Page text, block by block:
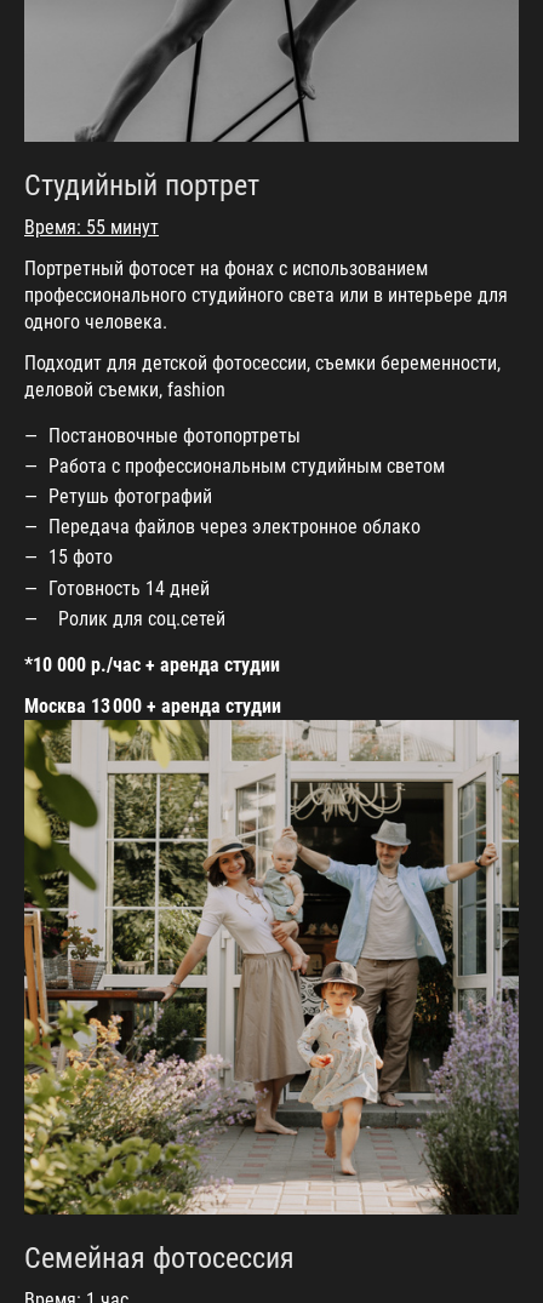
Студийный портрет
Время: 55 минут
Портретный фотосет на фонах с использованием
профессионального студийного света или в интерьере для
одного человека.
Подходит для детской фотосессии, съемки беременности,
деловой съемки, fashion
Постановочные фотопортреты
Работа с профессиональным студийным светом
Ретушь фотографий
Передача файлов через электронное облако
15 фото
Готовность 14 дней
Ролик для соц.сетей
*10 000 р./час + аренда студии
Москва 13 000 + аренда студии
Семейная фотосессия